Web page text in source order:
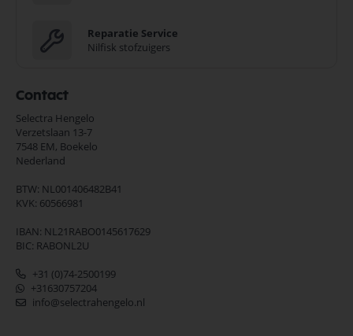
Reparatie Service
Nilfisk stofzuigers
Contact
Selectra Hengelo
Verzetslaan 13-7
7548 EM, Boekelo
Nederland
BTW: NL001406482B41
KVK: 60566981
IBAN: NL21RABO0145617629
BIC: RABONL2U
+31 (0)74-2500199
+31630757204
info@selectrahengelo.nl